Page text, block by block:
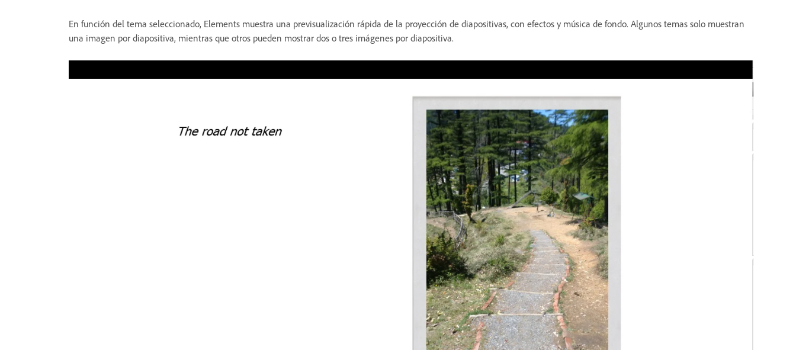
En función del tema seleccionado, Elements muestra una previsualización rápida de la proyección de diapositivas, con efectos y música de fondo. Algunos temas solo muestran
una imagen por diapositiva, mientras que otros pueden mostrar dos o tres imágenes por diapositiva.